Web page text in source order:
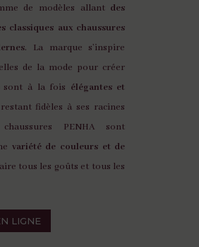
de modèles allant des
classiques aux chaussures
. La marque s’inspire
de la mode pour créer
sont à la fois élégantes et
fidèles à ses racines
PENHA sont
variété de couleurs et de
tous les goûts et tous les
LIGNE